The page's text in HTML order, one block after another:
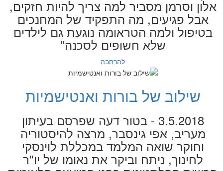
אלון וסרמן מסביר למה צריך להיות חזקים,
אבל פגיעים, מה התפקיד של המחנכים
בטיפול ולמה הטראומה נוגעת גם לילדים
שלא חשופים לסכנה"
להרחבה
שילוב של בורות ואנטישמיות
3.5.2018 - בטור דעה שפרסם בעיתון
מעריב, אפי גינסבר, מרצה להיסטוריה
וחוקר שואה המלמד במכללת לוינסקי
לחינוך, ניתח וביקר את נאומו של יו"ר